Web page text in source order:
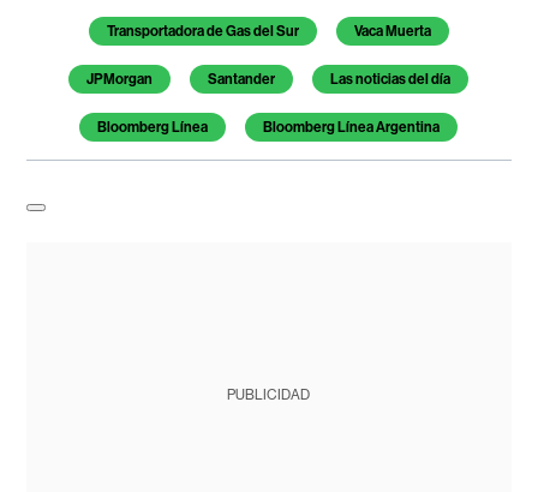
Temas de este artículo
Transportadora de Gas del Sur Vaca Muerta
JPMorgan Santander Las noticias del día
Bloomberg Línea Bloomberg Línea Argentina
PUBLICIDAD